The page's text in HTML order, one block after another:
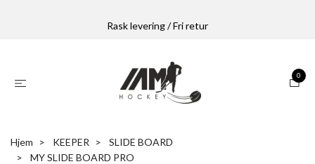
Rask levering / Fri retur
0
Hjem KEEPER
SLIDE BOARD
MY SLIDE BOARD PRO